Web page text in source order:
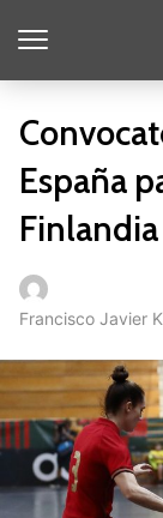
España
Finlandia
Francisco Javier